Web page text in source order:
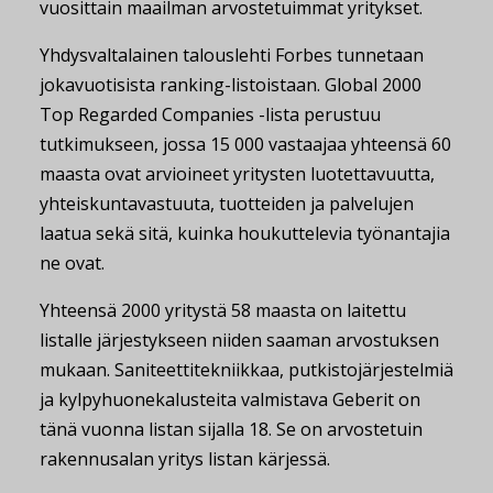
vuosittain maailman arvostetuimmat yritykset.
Yhdysvaltalainen talouslehti Forbes tunnetaan
jokavuotisista ranking-listoistaan. Global 2000
Top Regarded Companies -lista perustuu
tutkimukseen, jossa 15 000 vastaajaa yhteensä 60
maasta ovat arvioineet yritysten luotettavuutta,
yhteiskuntavastuuta, tuotteiden ja palvelujen
laatua sekä sitä, kuinka houkuttelevia työnantajia
ne ovat.
Yhteensä 2000 yritystä 58 maasta on laitettu
listalle järjestykseen niiden saaman arvostuksen
mukaan. Saniteettitekniikkaa, putkistojärjestelmiä
ja kylpyhuonekalusteita valmistava Geberit on
tänä vuonna listan sijalla 18. Se on arvostetuin
rakennusalan yritys listan kärjessä.